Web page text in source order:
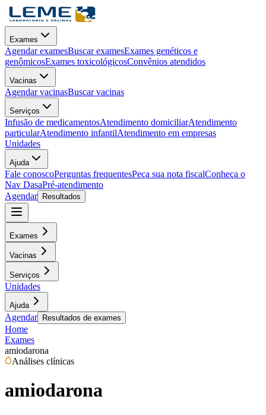
Exames
Agendar examesBuscar examesExames genéticos e
genômicosExames toxicológicosConvênios atendidos
Vacinas
Agendar vacinasBuscar vacinas
Serviços
Infusão de medicamentosAtendimento domiciliarAtendimento
particularAtendimento infantilAtendimento em empresas
Unidades
Ajuda
Fale conoscoPerguntas frequentesPeça sua nota fiscalConheça o
Nav DasaPré-atendimento
Agendar
Resultados
Exames
Vacinas
Serviços
Unidades
Ajuda
Agendar Resultados de exames
Home
Exames
amiodarona
Análises clínicas
amiodarona